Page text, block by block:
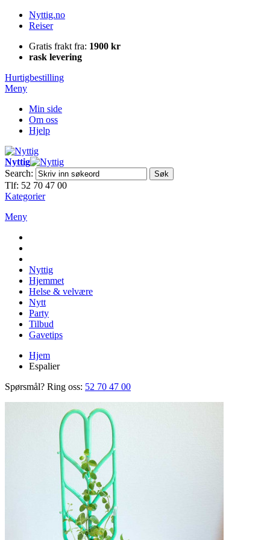
Nyttig.no
Reiser
Gratis frakt fra: 1900 kr
rask levering
Hurtigbestilling
Meny
Min side
Om oss
Hjelp
Nyttig
Search:
Søk
Tlf: 52 70 47 00
Kategorier
Meny
Nyttig
Hjemmet
Helse & velvære
Nytt
Party
Tilbud
Gavetips
Hjem
Espalier
Spørsmål? Ring oss: 52 70 47 00